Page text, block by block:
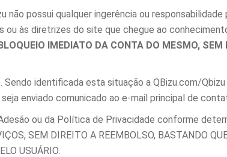
possui qualquer ingerência ou
às diretrizes do site que chegue ao
IMEDIATO DA CONTA DO MESMO, SEM
identificada esta situação a QBizu.com/
enviado comunicado ao e-mail principal de
ou da Política de Privacidade conforme
SEM DIREITO A REEMBOLSO, BASTANDO
USUÁRIO.